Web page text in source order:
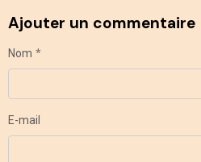
Ajouter un commentaire
Nom
E-mail